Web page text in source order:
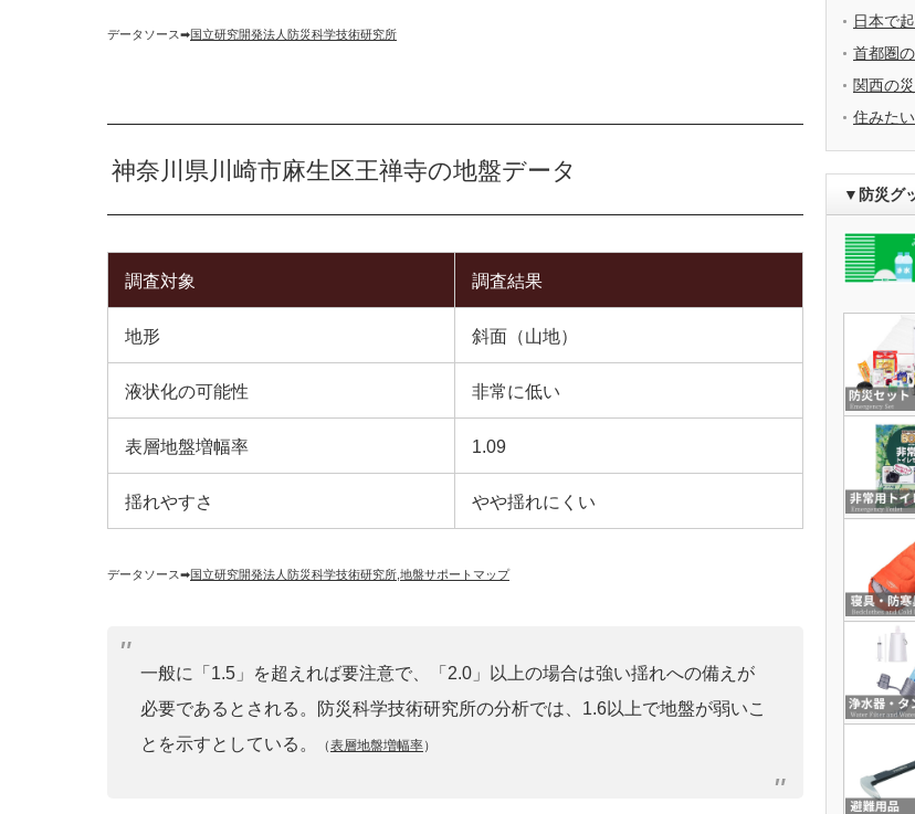
データソース➡︎国立研究開発法人防災科学技術研究所
神奈川県川崎市麻生区王禅寺の地盤データ
調査対象 調査結果
地形 斜面（山地）
液状化の可能性 非常に低い
表層地盤増幅率 1.09
揺れやすさ やや揺れにくい
データソース➡︎国立研究開発法人防災科学技術研究所 地盤サポートマップ
一般に「1.5」を超えれば要注意で、「2.0」以上の場合は強い揺れへの備えが
必要であるとされる。防災科学技術研究所の分析では、1.6以上で地盤が弱いこ
とを示すとしている。
（表層地盤増幅率）
日本で
首都圏
関西の
住みた
▼防災グ